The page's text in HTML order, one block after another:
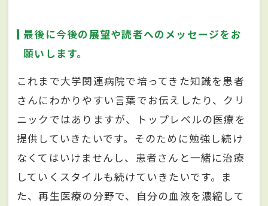
最後に今後の展望や読者へのメッセージをお
願いします。
これまで大学関連病院で培ってきた知識を患者
さんにわかりやすい言葉でお伝えしたり、クリ
ニックではありますが、トップレベルの医療を
提供していきたいです。そのために勉強し続け
なくてはいけませんし、患者さんと一緒に治療
していくスタイルも続けていきたいです。ま
た、再生医療の分野で、自分の血液を濃縮して